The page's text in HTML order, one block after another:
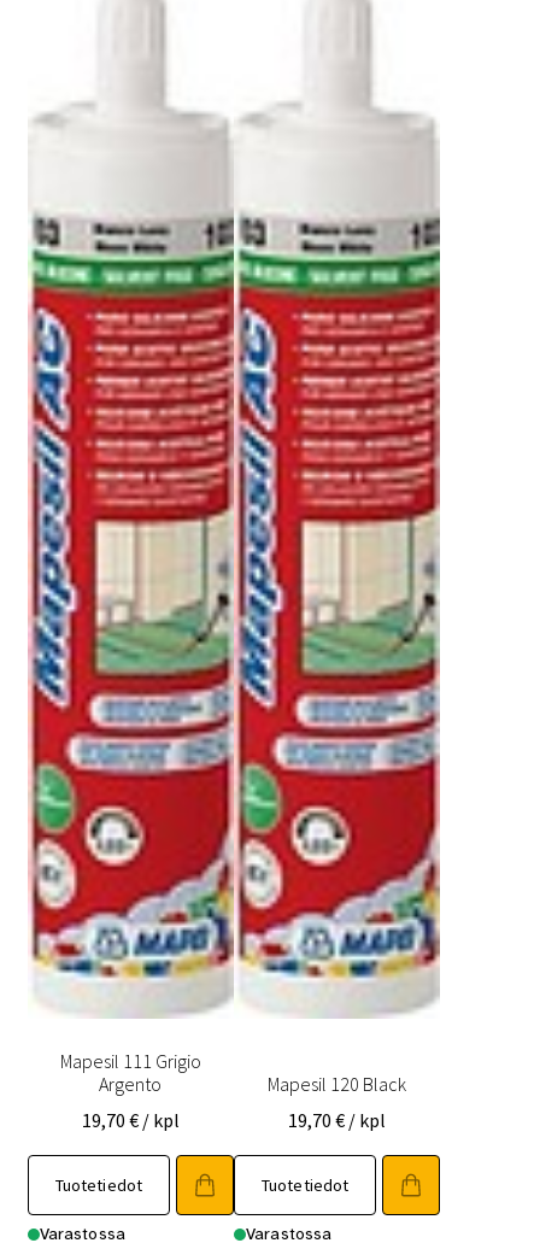
Mapesil 111 Grigio
Argento
19,70 € / kpl
Tuotetiedot
Varastossa
Mapesil 120 Black
19,70€ / kpl
Tuotetiedot
Varastossa